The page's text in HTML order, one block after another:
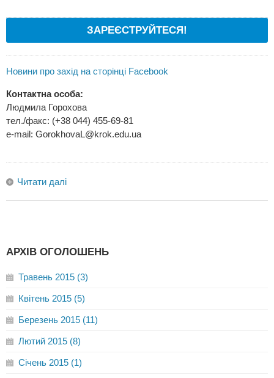
ЗАРЕЄСТРУЙТЕСЯ!
Новини про захід на сторінці Facebook
Контактна особа:
Людмила Горохова
тел./факс: (+38 044) 455-69-81
e-mail: GorokhovaL@krok.edu.ua
Читати далі
АРХІВ ОГОЛОШЕНЬ
Травень 2015 (3)
Квітень 2015 (5)
Березень 2015 (11)
Лютий 2015 (8)
Січень 2015 (1)